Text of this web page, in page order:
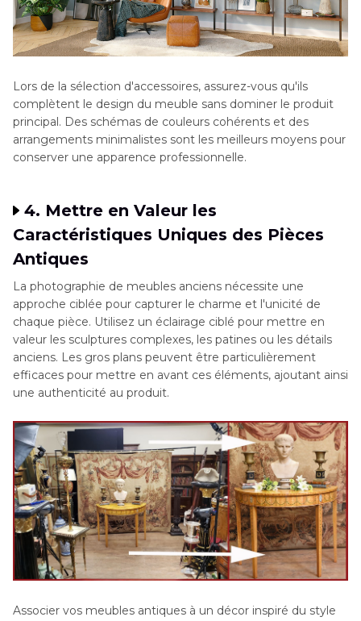
Lors de la sélection d'accessoires, assurez-vous qu'ils
complètent le design du meuble sans dominer le produit
principal. Des schémas de couleurs cohérents et des
arrangements minimalistes sont les meilleurs moyens pour
conserver une apparence professionnelle.
4. Mettre en Valeur les
Caractéristiques Uniques des Pièces
Antiques
La photographie de meubles anciens nécessite une
approche ciblée pour capturer le charme et l'unicité de
chaque pièce. Utilisez un éclairage ciblé pour mettre en
valeur les sculptures complexes, les patines ou les détails
anciens. Les gros plans peuvent être particulièrement
efficaces pour mettre en avant ces éléments, ajoutant ainsi
une authenticité au produit.
Associer vos meubles antiques à un décor inspiré du style